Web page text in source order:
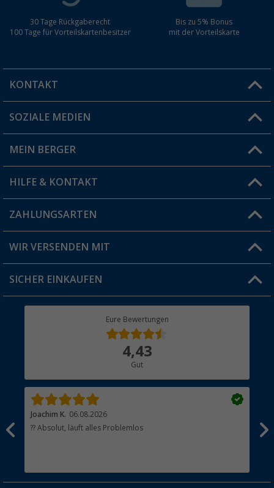
30 Tage Rückgaberecht
100 Tage für Vorteilskartenbesitzer
Bis zu 5% Bonus
mit der Vorteilskarte
KONTAKT
Du hast eine Frage?
Filiale finden
SOZIALE MEDIEN
MEIN BERGER
Vorteilskarte
Blog
Jobs & Karriere
HILFE & KONTAKT
FAQ & Kontakt
Versandinformationen
Rücksendung
ZAHLUNGSARTEN
WIR VERSENDEN MIT
SICHER EINKAUFEN
Eure Bewertungen
4,43
Gut
Joachim K. 06.08.2026
?? Absolut, läuft alles Problemlos